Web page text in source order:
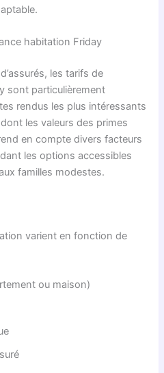
habitation Friday
les tarifs de
sont particulièrement
rendus les plus intéressants
les valeurs des primes
en compte divers facteurs
les options accessibles
familles modestes.
varient en fonction de
ou maison)